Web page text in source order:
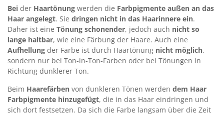
Bei der Haartönung werden die Farbpigmente außen an das
Haar angelegt. Sie dringen nicht in das Haarinnere ein.
Daher ist eine Tönung schonender, jedoch auch nicht so
lange haltbar, wie eine Färbung der Haare. Auch eine
Aufhellung der Farbe ist durch Haartönung nicht möglich,
sondern nur bei Ton-in-Ton-Farben oder bei Tönungen in
Richtung dunklerer Ton.
Beim Haarefärben von dunkleren Tönen werden dem Haar
Farbpigmente hinzugefügt, die in das Haar eindringen und
sich dort festsetzen. Da sich die Farbe langsam über die Zeit